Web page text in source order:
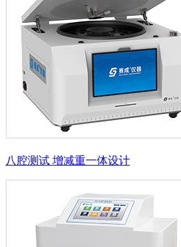
八腔测试 增减重一体设计